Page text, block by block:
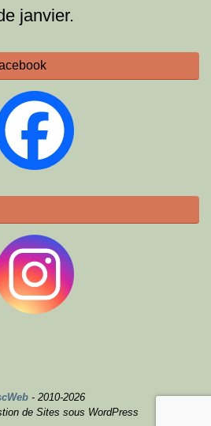
janvier.
- 2010-2026
de Sites sous WordPress